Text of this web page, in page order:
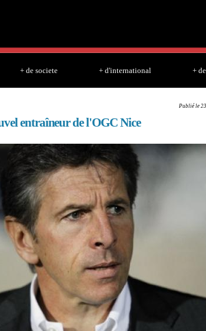
+ de societe + d'international +
Publié le
entraîneur de l'OGC Nice